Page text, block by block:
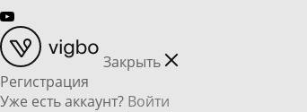
Закрыть
Регистрация
Уже есть аккаунт? Войти